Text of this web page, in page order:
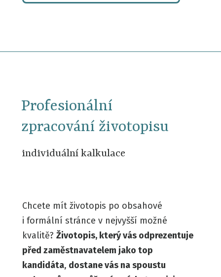
Profesionální
zpracování životopisu
individuální kalkulace
Chcete mít životopis po obsahové
i formální stránce v nejvyšší možné
kvalitě? Životopis, který vás odprezentuje
před zaměstnavatelem jako top
kandidáta, dostane vás na spoustu